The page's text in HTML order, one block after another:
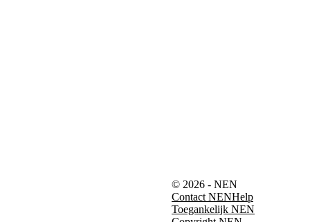
© 2026 - NEN
Contact NENHelp
Toegankelijk NEN